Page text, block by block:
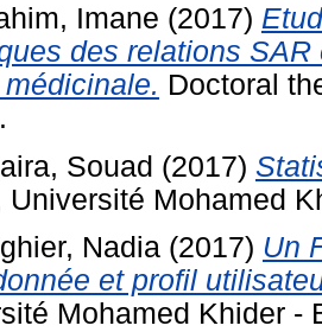
Imane (2017)
des relations
Doctoral
Souad (2017)
Université Mohamed
Nadia (2017) Un
et profil
Mohamed Khider -